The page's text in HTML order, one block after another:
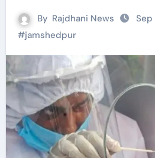
By Rajdhani News
Sep
#jamshedpur